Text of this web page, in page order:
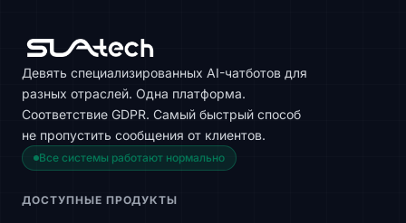
Девять специализированных AI-чатботов для
разных отраслей. Одна платформа.
Соответствие GDPR. Самый быстрый способ
не пропустить сообщения от клиентов.
Все системы работают нормально
ДОСТУПНЫЕ ПРОДУКТЫ